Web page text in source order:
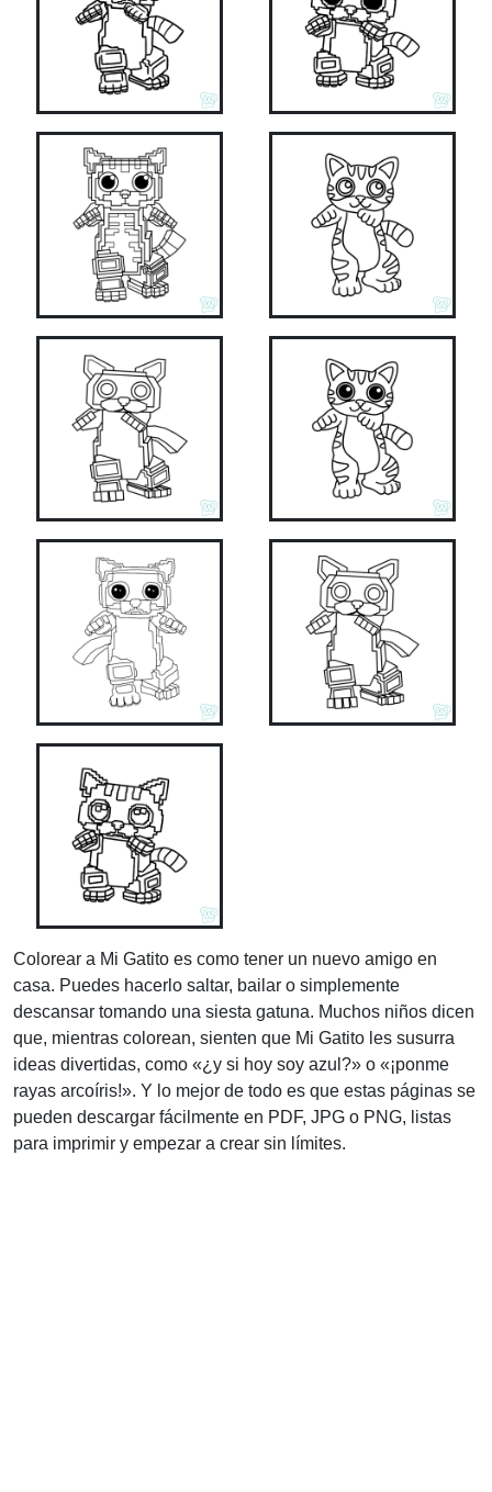
Colorear a Mi Gatito es como tener un nuevo amigo en
casa. Puedes hacerlo saltar, bailar o simplemente
descansar tomando una siesta gatuna. Muchos niños dicen
que, mientras colorean, sienten que Mi Gatito les susurra
ideas divertidas, como «¿y si hoy soy azul?» o «¡ponme
rayas arcoíris!». Y lo mejor de todo es que estas páginas se
pueden descargar fácilmente en PDF, JPG o PNG, listas
para imprimir y empezar a crear sin límites.